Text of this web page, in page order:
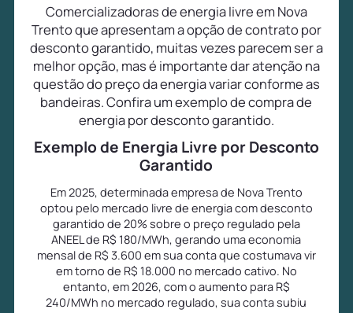
Comercializadoras de energia livre em Nova
Trento que apresentam a opção de contrato por
desconto garantido, muitas vezes parecem ser a
melhor opção, mas é importante dar atenção na
questão do preço da energia variar conforme as
bandeiras. Confira um exemplo de compra de
energia por desconto garantido.
Exemplo de Energia Livre por Desconto
Garantido
Em 2025, determinada empresa de Nova Trento
optou pelo mercado livre de energia com desconto
garantido de 20% sobre o preço regulado pela
ANEEL de R$ 180/MWh, gerando uma economia
mensal de R$ 3.600 em sua conta que costumava vir
em torno de R$ 18.000 no mercado cativo. No
entanto, em 2026, com o aumento para R$
240/MWh no mercado regulado, sua conta subiu